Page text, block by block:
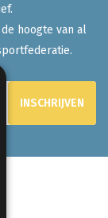
hoogte van al